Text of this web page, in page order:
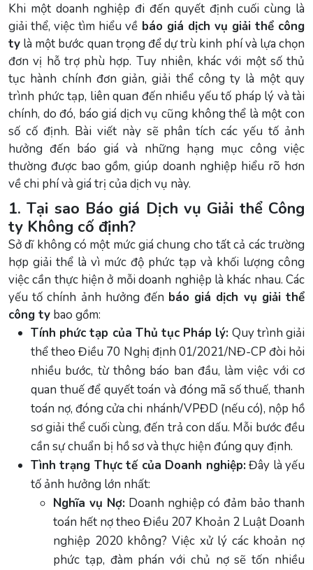
Khi một doanh nghiệp đi đến quyết định cuối cùng là
giải thể, việc tìm hiểu về báo giá dịch vụ giải thể công
ty là một bước quan trọng để dự trù kinh phí và lựa chọn
đơn vị hỗ trợ phù hợp. Tuy nhiên, khác với một số thủ
tục hành chính đơn giản, giải thể công ty là một quy
trình phức tạp, liên quan đến nhiều yếu tố pháp lý và tài
chính, do đó, báo giá dịch vụ cũng không thể là một con
số cố định. Bài viết này sẽ phân tích các yếu tố ảnh
hưởng đến báo giá và những hạng mục công việc
thường được bao gồm, giúp doanh nghiệp hiểu rõ hơn
về chi phí và giá trị của dịch vụ này.
1. Tại sao Báo giá Dịch vụ Giải thể Công
ty Không cố định?
Sở dĩ không có một mức giá chung cho tất cả các trường
hợp giải thể là vì mức độ phức tạp và khối lượng công
việc cần thực hiện ở mỗi doanh nghiệp là khác nhau. Các
yếu tố chính ảnh hưởng đến báo giá dịch vụ giải thể
công ty bao gồm:
Tính phức tạp của Thủ tục Pháp lý: Quy trình giải
thể theo Điều 70 Nghị định 01/2021/NĐ-CP đòi hỏi
nhiều bước, từ thông báo ban đầu, làm việc với cơ
quan thuế để quyết toán và đóng mã số thuế, thanh
toán nợ, đóng cửa chi nhánh/VPĐD (nếu có), nộp hồ
sơ giải thể cuối cùng, đến trả con dấu. Mỗi bước đều
cần sự chuẩn bị hồ sơ và thực hiện đúng quy định.
Tình trạng Thực tế của Doanh nghiệp:Đây là yếu
tố ảnh hưởng lớn nhất:
Nghĩa vụ Nợ:Doanh nghiệp có đảm bảo thanh
toán hết nợ theo Điều 207 Khoản 2 Luật Doanh
nghiệp 2020 không? Việc xử lý các khoản nợ
phức tạp, đàm phán với chủ nợ sẽ tốn nhiều